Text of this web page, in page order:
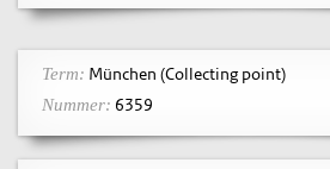
Term: München (Collecting point)
Nummer: 6359